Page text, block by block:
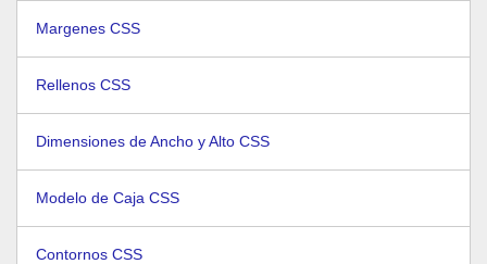
Margenes CSS
Rellenos CSS
Dimensiones de Ancho y Alto CSS
Modelo de Caja CSS
Contornos CSS